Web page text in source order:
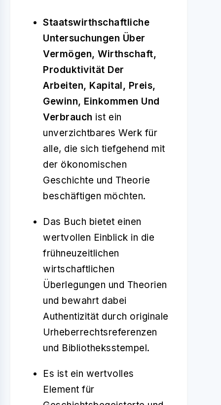
Staatswirthschaftliche
Untersuchungen Über
Vermögen, Wirthschaft,
Produktivität Der
Arbeiten, Kapital, Preis,
Gewinn, Einkommen Und
Verbrauch ist ein
unverzichtbares Werk für
alle, die sich tiefgehend mit
der ökonomischen
Geschichte und Theorie
beschäftigen möchten.
Das Buch bietet einen
wertvollen Einblick in die
frühneuzeitlichen
wirtschaftlichen
Überlegungen und Theorien
und bewahrt dabei
Authentizität durch originale
Urheberrechtsreferenzen
und Bibliotheksstempel.
Es ist ein wertvolles
Element für